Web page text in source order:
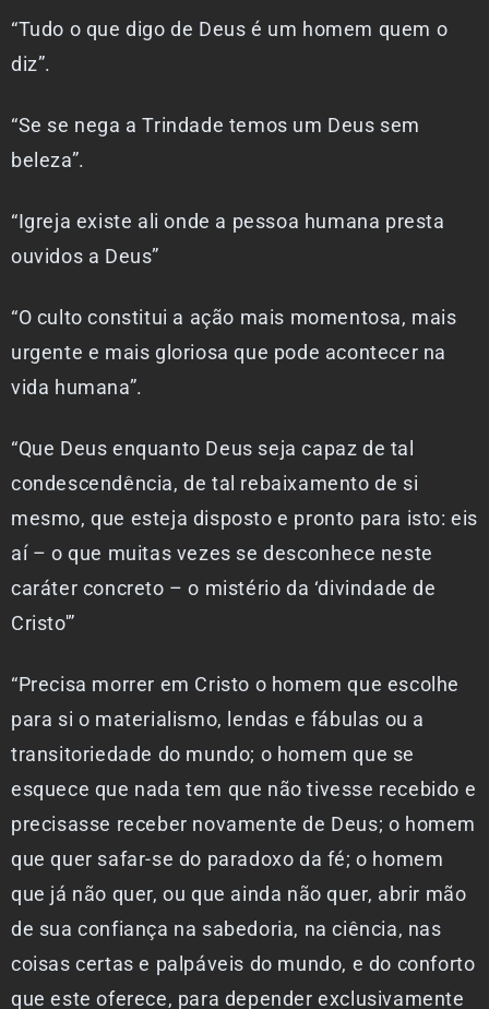
“Tudo o que digo de Deus é um homem quem o
diz”.
“Se se nega a Trindade temos um Deus sem
beleza”.
“Igreja existe ali onde a pessoa humana presta
ouvidos a Deus”
“O culto constitui a ação mais momentosa, mais
urgente e mais gloriosa que pode acontecer na
vida humana”.
“Que Deus enquanto Deus seja capaz de tal
condescendência, de tal rebaixamento de si
mesmo, que esteja disposto e pronto para isto: eis
aí – o que muitas vezes se desconhece neste
caráter concreto – o mistério da ‘divindade de
Cristo'”
“Precisa morrer em Cristo o homem que escolhe
para si o materialismo, lendas e fábulas ou a
transitoriedade do mundo; o homem que se
esquece que nada tem que não tivesse recebido e
precisasse receber novamente de Deus; o homem
que quer safar-se do paradoxo da fé; o homem
que já não quer, ou que ainda não quer, abrir mão
de sua confiança na sabedoria, na ciência, nas
coisas certas e palpáveis do mundo, e do conforto
que este oferece, para depender exclusivamente